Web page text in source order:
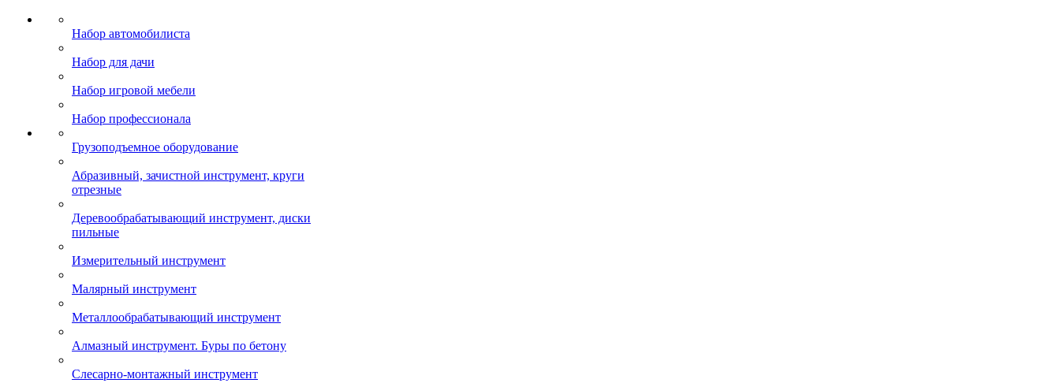
Набор автомобилиста
Набор для дачи
Набор игровой мебели
Набор профессионала
Грузоподъемное оборудование
Абразивный, зачистной инструмент, круги
отрезные
Деревообрабатывающий инструмент, диски
пильные
Измерительный инструмент
Малярный инструмент
Металлообрабатывающий инструмент
Алмазный инструмент. Буры по бетону
Слесарно-монтажный инструмент